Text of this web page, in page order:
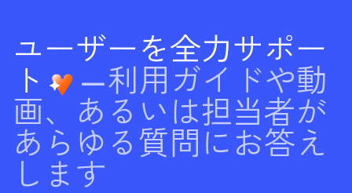
ユーザーを全力サポー
ト
—利用ガイドや動
画、あるいは担当者が
あらゆる質問にお答え
します